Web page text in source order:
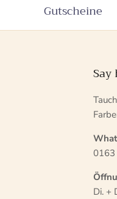
Gutscheine
Say
Di. +